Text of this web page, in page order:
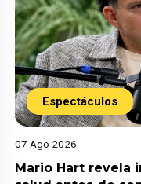
Espectáculos
07 Ago 2026
Mario Hart revela